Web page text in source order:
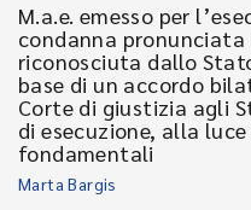
M.a.e. emesso per
condanna
riconosciuta dallo
base di un accordo
Corte di giustizia agli
di esecuzione, alla
fondamentali
Marta Bargis